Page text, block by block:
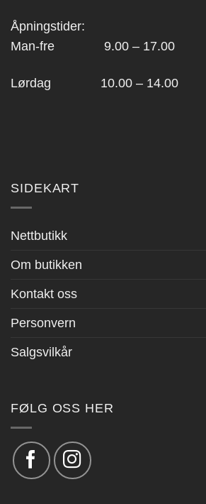
Åpningstider:
Man-fre 9.00 – 17.00
Lørdag 10.00 – 14.00
SIDEKART
Nettbutikk
Om butikken
Kontakt oss
Personvern
Salgsvilkår
FØLG OSS HER